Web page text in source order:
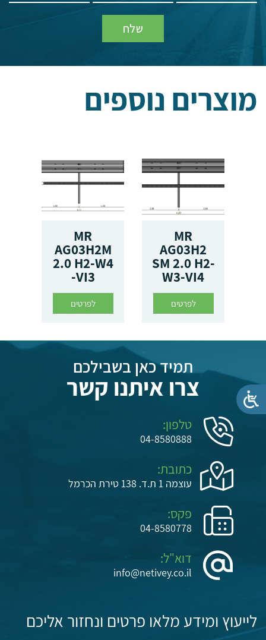
מוצרים נוספים
MR
AG03H2
SM 2.0 H2-
W3-VI4
לפרטים
MR
AG03H2M
2.0 H2-W4
-VI3
לפרטים
תמיד כאן בשבילכם
צרו איתנו קשר
טלפון:
04-8580888
כתובת:
עוצמה 1 ת.ד. 138 טירת הכרמל
פקס:
04-8580778
דוא"ל:
info@netivey.co.il
לייעוץ ומידע מלאו פרטים ונחזור אליכם